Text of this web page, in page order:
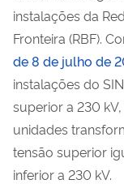
instalações da
Fronteira (RBF).
de 8 de julho de
instalações do
superior a 230
unidades
tensão superior
inferior a 230 kV.